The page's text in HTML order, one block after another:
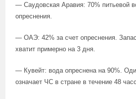
— Саудовская Аравия: 70% питьевой
опреснения.
— ОАЭ: 42% за счет опреснения.
хватит примерно на 3 дня.
— Кувейт: вода опреснена на 90%.
означает ЧС в стране в течение 48